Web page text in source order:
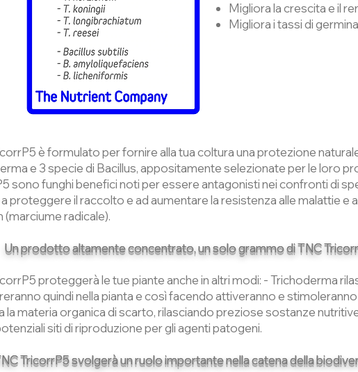
Migliora la crescita e il
Migliora i tassi di
è formulato per fornire alla tua coltura una protezione
e 3 specie di Bacillus, appositamente selezionate per le loro
sono funghi benefici noti per essere antagonisti nei confronti di
proteggere il raccolto e ad aumentare la resistenza alle malattie e
(marciume radicale).
Un prodotto altamente concentrato, un solo grammo di TNC
proteggerà le tue piante anche in altri modi: - Trichoderma
quindi nella pianta e così facendo attiveranno e
la materia organica di scarto, rilasciando preziose sostanze
siti di riproduzione per gli agenti patogeni.
TricorrP5 svolgerà un ruolo importante nella catena della